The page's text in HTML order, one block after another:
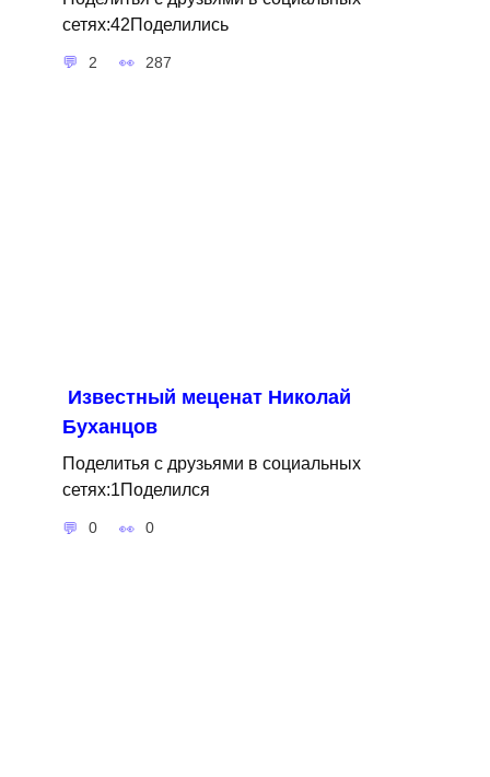
сетях:42Поделились
2 287
Известный меценат Николай
Буханцов
Поделитья с друзьями в социальных
сетях:1Поделился
0 0